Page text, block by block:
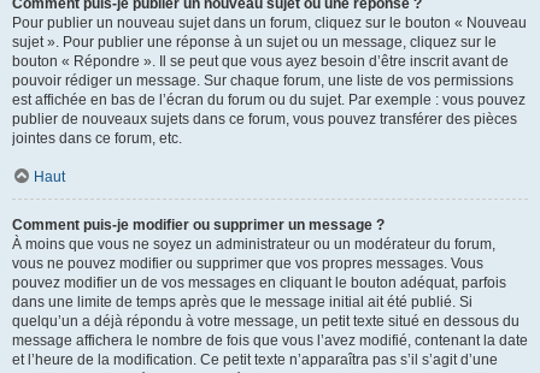
Comment puis-je publier un nouveau sujet ou une réponse ?
Pour publier un nouveau sujet dans un forum, cliquez sur le bouton « Nouveau
sujet ». Pour publier une réponse à un sujet ou un message, cliquez sur le
bouton « Répondre ». Il se peut que vous ayez besoin d’être inscrit avant de
pouvoir rédiger un message. Sur chaque forum, une liste de vos permissions
est affichée en bas de l’écran du forum ou du sujet. Par exemple : vous pouvez
publier de nouveaux sujets dans ce forum, vous pouvez transférer des pièces
jointes dans ce forum, etc.
Haut
Comment puis-je modifier ou supprimer un message ?
À moins que vous ne soyez un administrateur ou un modérateur du forum,
vous ne pouvez modifier ou supprimer que vos propres messages. Vous
pouvez modifier un de vos messages en cliquant le bouton adéquat, parfois
dans une limite de temps après que le message initial ait été publié. Si
quelqu’un a déjà répondu à votre message, un petit texte situé en dessous du
message affichera le nombre de fois que vous l’avez modifié, contenant la date
et l’heure de la modification. Ce petit texte n’apparaîtra pas s’il s’agit d’une